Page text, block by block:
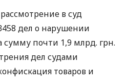
в суд
дел о нарушении
почти 1,9 млрд. грн.
дел судами
товаров и